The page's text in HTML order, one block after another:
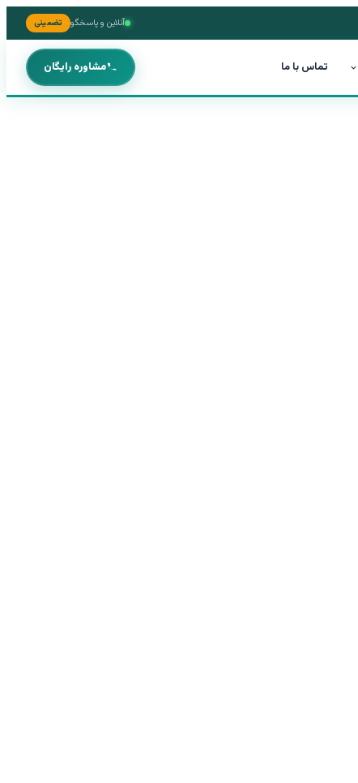
آنلاین و پاسخگو تضمینی
تماس با ما مشاوره رایگان